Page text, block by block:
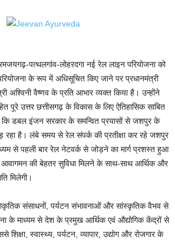
पत्थलगांव-लोहरदगा नई रेल लाइन परियोजना को
के रूप में अधिसूचित किए जाने पर प्रधानमंत्री
अश्विनी वैष्णव के प्रति आभार व्यक्त किया है। उन्होंने
पूरे उत्तर छत्तीसगढ़ के विकास के लिए ऐतिहासिक साबित
कि डबल इंजन सरकार के समन्वित प्रयासों से जशपुर के
रहा है। लंबे समय से रेल संपर्क की प्रतीक्षा कर रहे जशपुर
से पहली बार रेल नेटवर्क से जोड़ने का मार्ग प्रशस्त हुआ
की बेहतर सुविधा मिलने के साथ-साथ आर्थिक और
मिलेगी।
संसाधनों, पर्यटन संभावनाओं और सांस्कृतिक वैभव से
के माध्यम से देश के प्रमुख आर्थिक एवं औद्योगिक केंद्रों से
स्वास्थ्य, पर्यटन, व्यापार, उद्योग और रोजगार के